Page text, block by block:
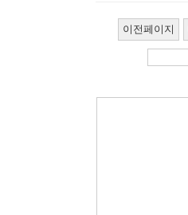
이전페이지